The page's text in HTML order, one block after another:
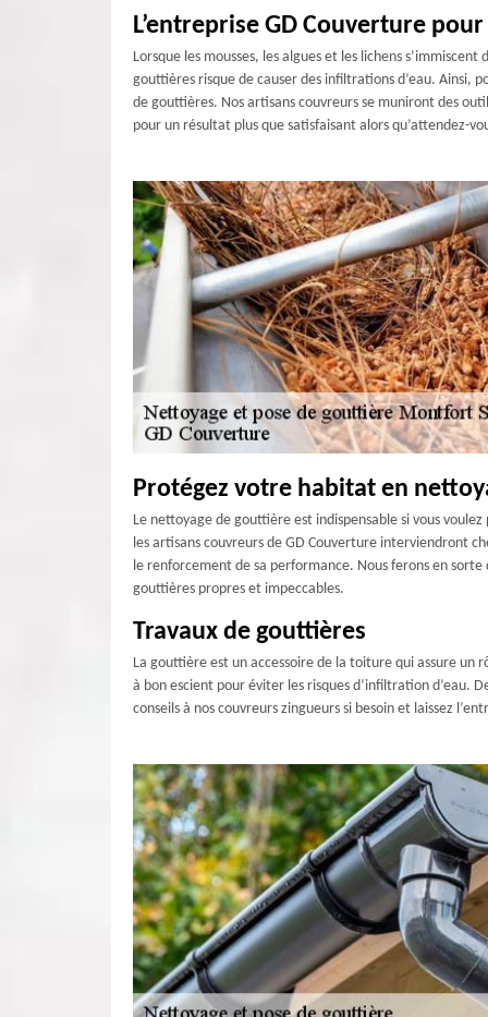
L’entreprise GD Couverture
Lorsque les mousses, les algues et les lichens
gouttières risque de causer des infiltrations d’eau. Ainsi,
de gouttières. Nos artisans couvreurs se muniront des
pour un résultat plus que satisfaisant alors qu’attendez-
Protégez votre habitat en
Le nettoyage de gouttière est indispensable si vous
les artisans couvreurs de GD Couverture interviendront
le renforcement de sa performance. Nous ferons en
gouttières propres et impeccables.
Travaux de gouttières
La gouttière est un accessoire de la toiture qui assure un
à bon escient pour éviter les risques d’infiltration d’eau.
conseils à nos couvreurs zingueurs si besoin et laissez